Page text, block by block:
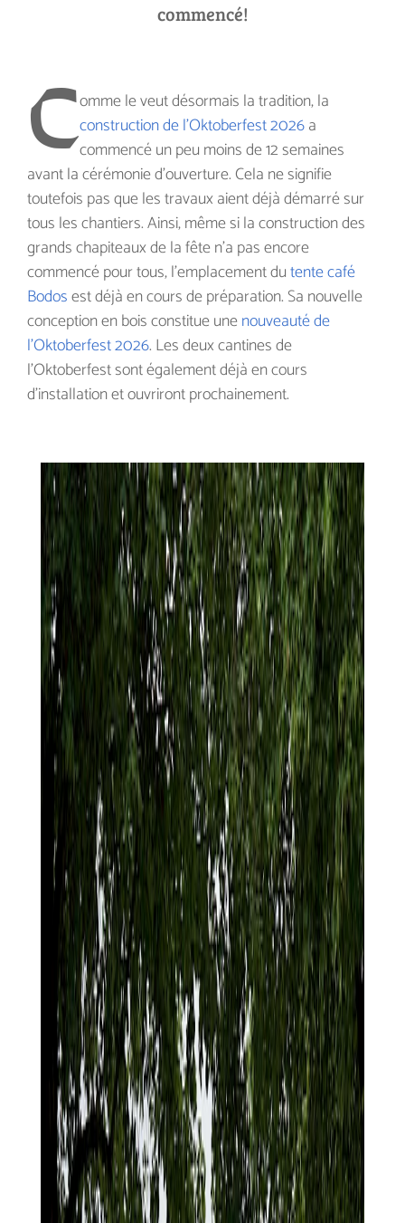
commencé!
Comme le veut désormais la tradition, la
construction de l'Oktoberfest 2026a
commencé un peu moins de 12 semaines
avant la cérémonie d’ouverture. Cela ne signifie
toutefois pas que les travaux aient déjà démarré sur
tous les chantiers. Ainsi, même si la construction des
grands chapiteaux de la fête n’a pas encore
commencé pour tous, l’emplacement dutente café
Bodosest déjà en cours de préparation. Sa nouvelle
conception en bois constitue unenouveauté de
l’Oktoberfest 2026. Les deux cantines de
l’Oktoberfest sont également déjà en cours
d’installation et ouvriront prochainement.